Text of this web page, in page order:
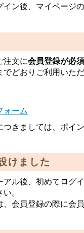
ン後、マイページ
注文に会員登録が必須
どおりご利用いただ
ォーム
きましては、ポイ
けました
アル後、初めてログ
。
会員登録の際に会